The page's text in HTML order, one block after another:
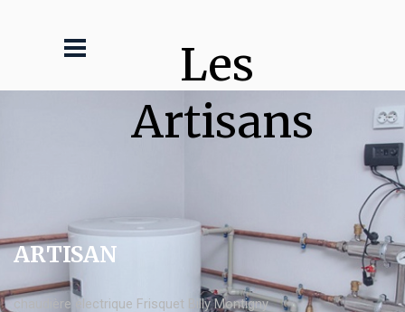
Les
Artisans
ARTISAN
chaudière électrique Frisquet Billy Montigny